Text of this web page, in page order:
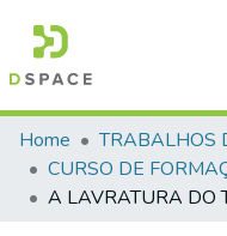
Communities &
All of DSpace
Home